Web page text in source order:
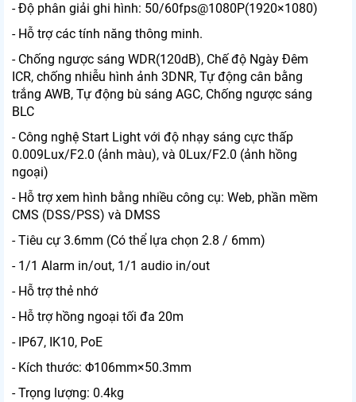
- Độ phân giải ghi hình: 50/60fps@1080P(1920×1080)
- Hỗ trợ các tính năng thông minh.
- Chống ngược sáng WDR(120dB), Chế độ Ngày Đêm
ICR, chống nhiễu hình ảnh 3DNR, Tự động cân bằng
trắng AWB, Tự động bù sáng AGC, Chống ngược sáng
BLC
- Công nghệ Start Light với độ nhạy sáng cực thấp
0.009Lux/F2.0 (ảnh màu), và 0Lux/F2.0 (ảnh hồng
ngoại)
- Hỗ trợ xem hình bằng nhiều công cụ: Web, phần mềm
CMS (DSS/PSS) và DMSS
- Tiêu cự 3.6mm (Có thể lựa chọn 2.8 / 6mm)
- 1/1 Alarm in/out, 1/1 audio in/out
- Hỗ trợ thẻ nhớ
- Hỗ trợ hồng ngoại tối đa 20m
- IP67, IK10, PoE
- Kích thước: Φ106mm×50.3mm
- Trọng lượng: 0.4kg